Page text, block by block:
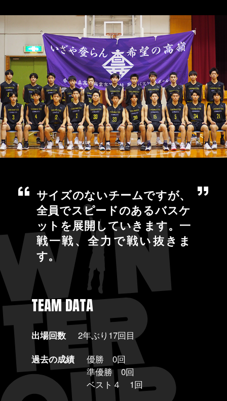
サイズのないチームですが、
全員でスピードのあるバスケ
ットを展開していきます。一
戦一戦、全力で戦い抜きま
す。
TEAM DATA
出場回数
2年ぶり17回目
過去の成績
優勝 0回
準優勝 0回
ベスト４ 1回